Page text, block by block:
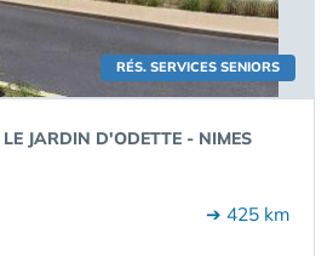
RÉS. SERVICES SENIORS
LE JARDIN D'ODETTE - NIMES
➔ 425 km